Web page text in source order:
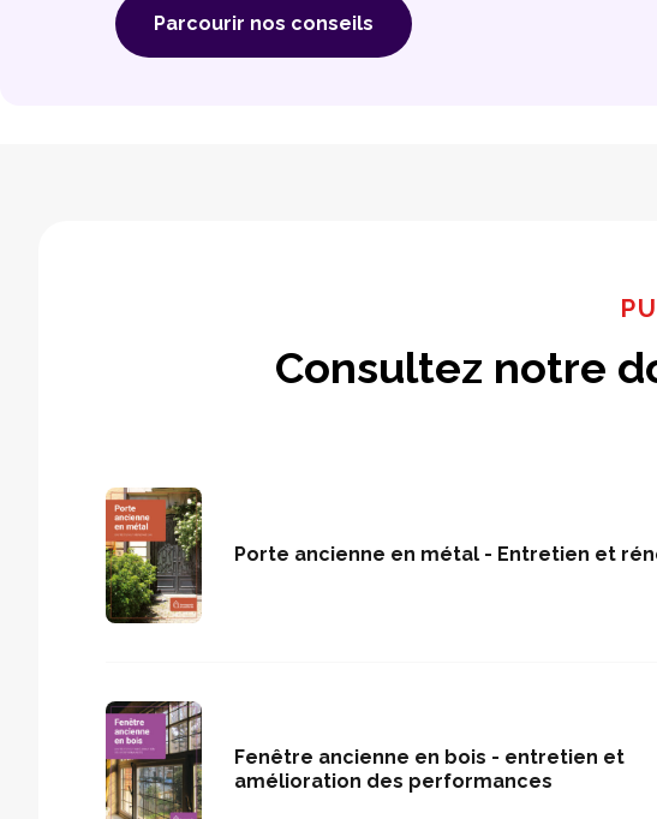
Parcourir nos conseils
Consultez notre
Porte ancienne en métal - Entretien et
Fenêtre ancienne en bois - entretien et
amélioration des performances